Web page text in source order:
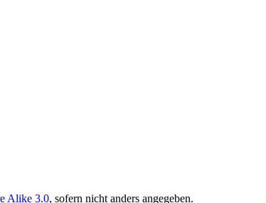
Alike 3.0, sofern nicht anders angegeben.